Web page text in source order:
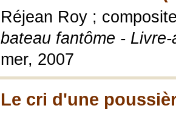
Réjean Roy ;
bateau fantôme - Livre-
mer, 2007
Le cri d'une